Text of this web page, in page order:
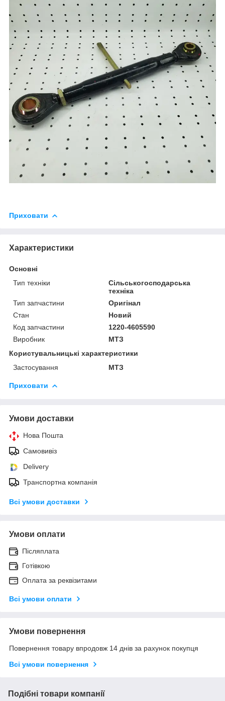
Приховати
Характеристики
Основні
Тип техніки
Сільськогосподарська
техніка
Тип запчастини
Оригінал
Стан
Новий
Код запчастини
1220-4605590
Виробник
МТЗ
Користувальницькі характеристики
Застосування
МТЗ
Приховати
Умови доставки
Нова Пошта
Самовивіз
Delivery
Транспортна компанія
Всі умови доставки
Умови оплати
Післяплата
Готівкою
Оплата за реквізитами
Всі умови оплати
Умови повернення
Повернення товару впродовж 14 днів за рахунок покупця
Всі умови повернення
Подібні товари компанії